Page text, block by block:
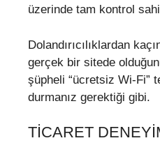
üzerinde tam kontrol
Dolandırıcılıklardan
gerçek bir sitede
şüpheli “ücretsiz Wi-Fi”
durmanız gerektiği gibi.
TICARET